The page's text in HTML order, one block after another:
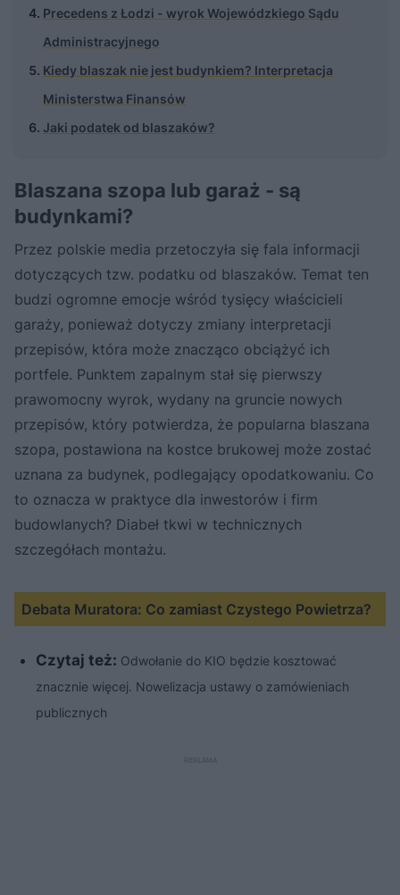
Precedens z Łodzi - wyrok Wojewódzkiego Sądu
Administracyjnego
Kiedy blaszak nie jest budynkiem? Interpretacja
Ministerstwa Finansów
Jaki podatek od blaszaków?
Blaszana szopa lub garaż - są
budynkami?
Przez polskie media przetoczyła się fala informacji
dotyczących tzw. podatku od blaszaków. Temat ten
budzi ogromne emocje wśród tysięcy właścicieli
garaży, ponieważ dotyczy zmiany interpretacji
przepisów, która może znacząco obciążyć ich
portfele. Punktem zapalnym stał się pierwszy
prawomocny wyrok, wydany na gruncie nowych
przepisów, który potwierdza, że popularna blaszana
szopa, postawiona na kostce brukowej może zostać
uznana za budynek, podlegający opodatkowaniu. Co
to oznacza w praktyce dla inwestorów i firm
budowlanych? Diabeł tkwi w technicznych
szczegółach montażu.
Debata Muratora: Co zamiast Czystego Powietrza?
Czytaj też: Odwołanie do KIO będzie kosztować
znacznie więcej. Nowelizacja ustawy o zamówieniach
publicznych